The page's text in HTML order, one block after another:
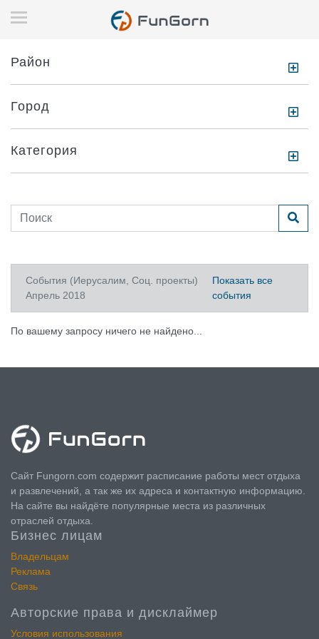
Район
Город
Категория
События (Иерусалим, Соц. проекты)
Апрель 2018
Показать все
события
По вашему запросу ничего не найдено...
Сайт Fungorn.com содержит расписание работы мест отдыха
и развлечений, а так же их адреса и контактную информацию.
На сайте вы найдёте популярные места из различных
отраслей отдыха.
Бизнес лицам
Владельцам
Реклама
Связь
Авторские права и дисклаймер
Условия использования